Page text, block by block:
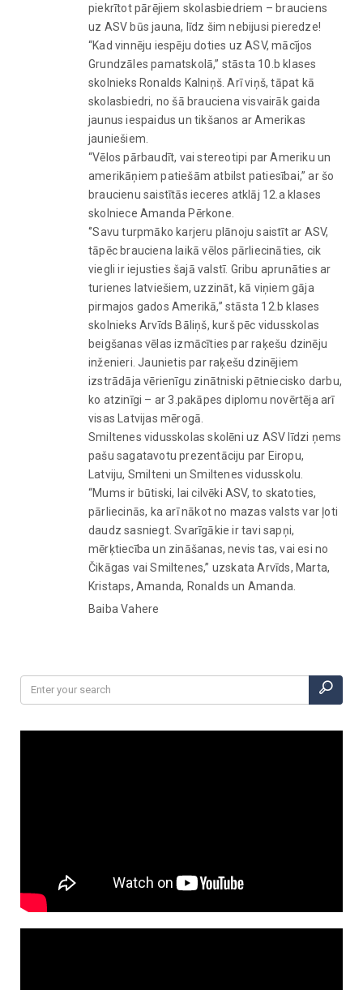
piekrītot pārējiem skolasbiedriem – brauciens
uz ASV būs jauna, līdz šim nebijusi pieredze!
“Kad vinnēju iespēju doties uz ASV, mācījos
Grundzāles pamatskolā,” stāsta 10.b klases
skolnieks Ronalds Kalniņš. Arī viņš, tāpat kā
skolasbiedri, no šā brauciena visvairāk gaida
jaunus iespaidus un tikšanos ar Amerikas
jauniešiem.
“Vēlos pārbaudīt, vai stereotipi par Ameriku un
amerikāņiem patiešām atbilst patiesībai,” ar šo
braucienu saistītās ieceres atklāj 12.a klases
skolniece Amanda Pērkone.
‘’Savu turpmāko karjeru plānoju saistīt ar ASV,
tāpēc brauciena laikā vēlos pārliecināties, cik
viegli ir iejusties šajā valstī. Gribu aprunāties ar
turienes latviešiem, uzzināt, kā viņiem gāja
pirmajos gados Amerikā,” stāsta 12.b klases
skolnieks Arvīds Bāliņš, kurš pēc vidusskolas
beigšanas vēlas izmācīties par raķešu dzinēju
inženieri. Jaunietis par raķešu dzinējiem
izstrādāja vērienīgu zinātniski pētniecisko darbu,
ko atzinīgi – ar 3.pakāpes diplomu novērtēja arī
visas Latvijas mērogā.
Smiltenes vidusskolas skolēni uz ASV līdzi ņems
pašu sagatavotu prezentāciju par Eiropu,
Latviju, Smilteni un Smiltenes vidusskolu.
“Mums ir būtiski, lai cilvēki ASV, to skatoties,
pārliecinās, ka arī nākot no mazas valsts var ļoti
daudz sasniegt. Svarīgākie ir tavi sapņi,
mērķtiecība un zināšanas, nevis tas, vai esi no
Čikāgas vai Smiltenes,” uzskata Arvīds, Marta,
Kristaps, Amanda, Ronalds un Amanda.
Baiba Vahere